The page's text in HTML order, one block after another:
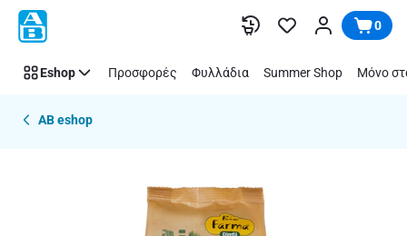
Παράλειψη 0
Eshop Προσφορές Φυλλάδια Summer Shop Μόνο
AB eshop